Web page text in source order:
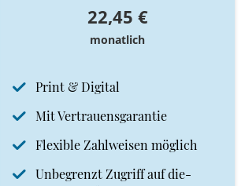
22,45 €
monatlich
Print & Digital
Mit Vertrauensgarantie
Flexible Zahlweisen möglich
Unbegrenzt Zugriff auf die-